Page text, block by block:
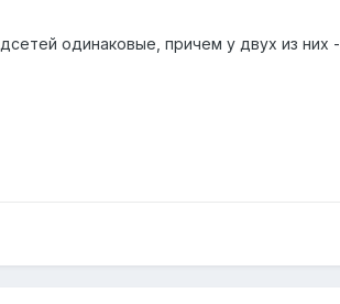
одинаковые, причем у двух из них -